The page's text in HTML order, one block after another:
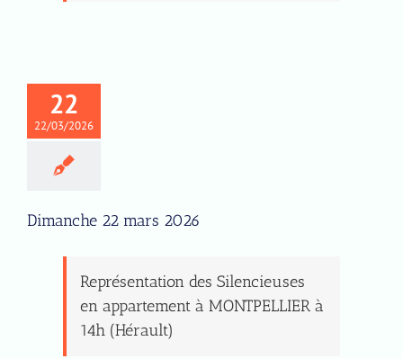
22
22/03/2026
Dimanche 22 mars 2026
Représentation des Silencieuses
en appartement à MONTPELLIER à
14h (Hérault)